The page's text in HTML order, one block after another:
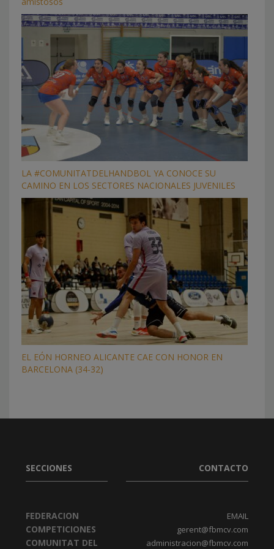
LA #COMUNITATDELHANDBOL YA CONOCE SU
CAMINO EN LOS SECTORES NACIONALES JUVENILES
EL EÓN HORNEO ALICANTE CAE CON HONOR EN
BARCELONA (34-32)
SECCIONES
FEDERACION
COMPETICIONES
COMUNITAT DEL
CONTACTO
EMAIL
gerent@fbmcv.com
administracion@fbmcv.com